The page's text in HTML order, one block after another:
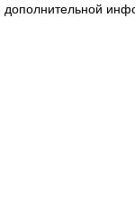
дополнительной